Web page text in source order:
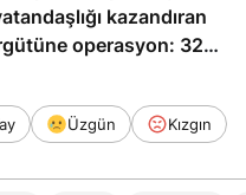
kazandıran
operasyon: 32
Üzgün Kızgın